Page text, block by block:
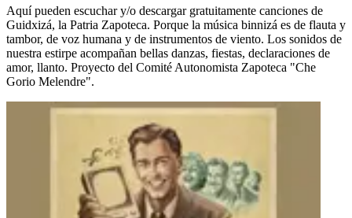
Aquí pueden escuchar y/o descargar gratuitamente canciones de
Guidxizá, la Patria Zapoteca. Porque la música binnizá es de flauta y
tambor, de voz humana y de instrumentos de viento. Los sonidos de
nuestra estirpe acompañan bellas danzas, fiestas, declaraciones de
amor, llanto. Proyecto del Comité Autonomista Zapoteca "Che
Gorio Melendre".